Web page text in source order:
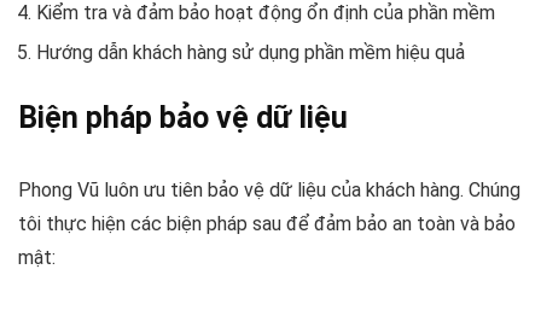
Kiểm tra và đảm bảo hoạt động ổn định của phần mềm
Hướng dẫn khách hàng sử dụng phần mềm hiệu quả
Biện pháp bảo vệ dữ liệu
Phong Vũ luôn ưu tiên bảo vệ dữ liệu của khách hàng. Chúng
tôi thực hiện các biện pháp sau để đảm bảo an toàn và bảo
mật: